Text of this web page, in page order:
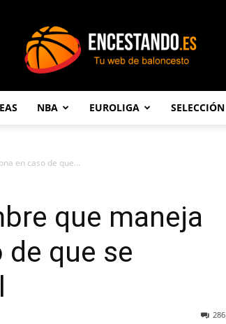
NBA EUROLIGA SELECCIÓN
en caso de que...
que maneja
de que se
286